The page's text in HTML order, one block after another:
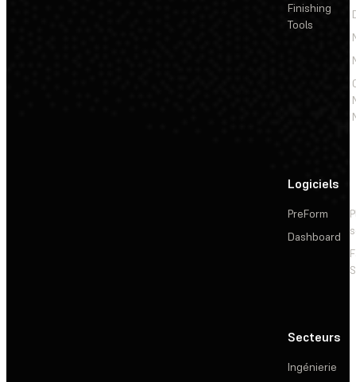
Finishing
Tools
Logiciels
PreForm
Dashboard
Secteurs
Ingénierie